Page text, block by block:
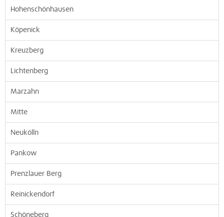
Hohenschönhausen
Köpenick
Kreuzberg
Lichtenberg
Marzahn
Mitte
Neukölln
Pankow
Prenzlauer Berg
Reinickendorf
Schöneberg